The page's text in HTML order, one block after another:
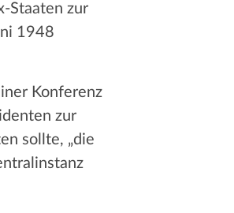
Staaten zur
1948
Konferenz
zur
sollte, „die